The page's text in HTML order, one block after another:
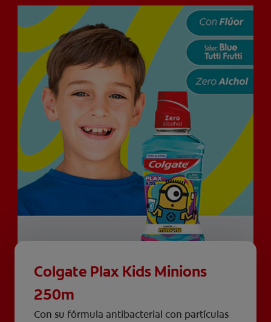
Colgate Plax Kids Minions
250m
Con su fórmula antibacterial con partículas